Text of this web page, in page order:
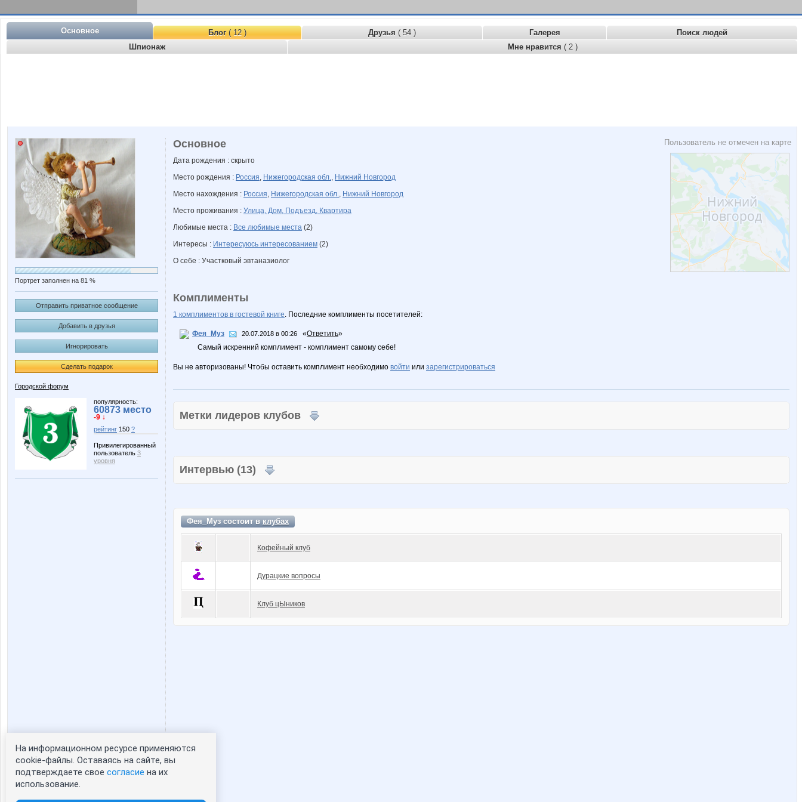
Основное Блог( 12 ) Друзья ( 54 ) Галерея
Поиск людей
Шпионаж
Мне нравится ( 2 )
Портрет заполнен на 81 %
Отправить приватное сообщение
Добавить в друзья
Игнорировать
Сделать подарок
Городской форум
популярность:
60873 место
-9 ↓
рейтинг 150 ?
Привилегированный
пользователь 3
уровня
Статистика портрета:
сейчас просматривают портрет - 0
зарегистрированные пользователи
Пользователь не отмечен на карте
Основное
Дата рождения : скрыто
Место рождения : Россия, Нижегородская обл., Нижний Новгород
Место нахождения : Россия, Нижегородская обл., Нижний Новгород
Место проживания : Улица, Дом, Подъезд, Квартира
Любимые места : Все любимые места (2)
Интересы : Интересуюсь интересованием (2)
О себе : Участковый эвтаназиолог
Комплименты
1 комплиментов в гостевой книге. Последние комплименты посетителей:
Фея_Муз 20.07.2018 в 00:26 «Ответить»
Самый искренний комплимент - комплимент самому себе!
Вы не авторизованы! Чтобы оставить комплимент необходимо войти или зарегистрироваться
Метки лидеров клубов
Интервью (13)
Фея_Муз состоит вклубах
Кофейный клуб
Дурацкие вопросы
Клуб цЫников
На информационном ресурсе применяются
cookie-файлы. Оставаясь на сайте, вы
подтверждаете свое согласие на их
использование.